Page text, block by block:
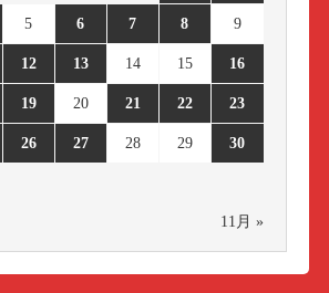
5 6 7 8 9
12 13 14 15 16
19 20 21 22 23
26 27 28 29 30
11月 »